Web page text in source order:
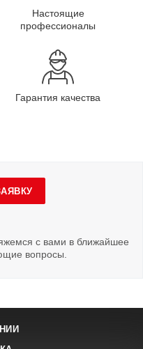
Настоящие
профессионалы
Гарантия качества
с вами в ближайшее
вопросы.